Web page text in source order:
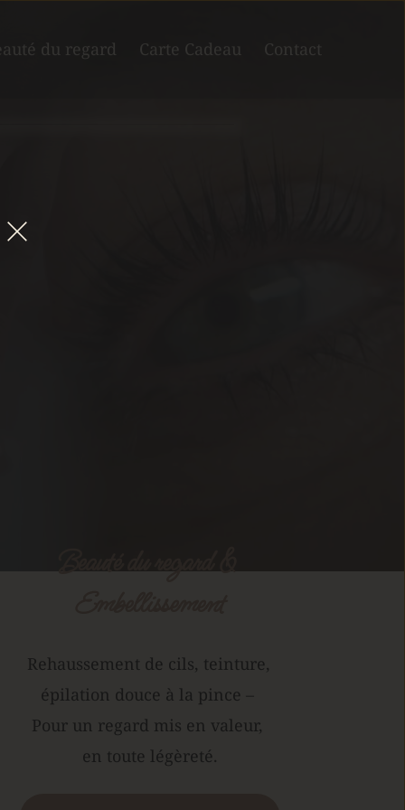
du regard Carte Cadeau Contact
Beauté du regard &
Rehaussement de cils, teinture,
épilation douce à la pince –
Pour un regard mis en valeur,
en toute légèreté.